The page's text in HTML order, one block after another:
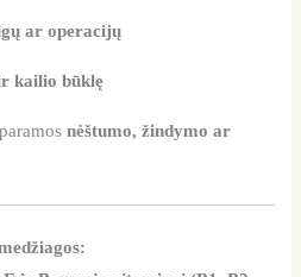
ar operacijų
kailio būklę
nėštumo, žindymo ar